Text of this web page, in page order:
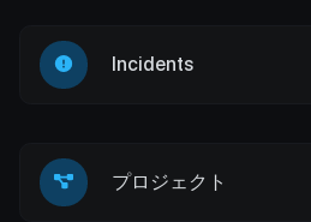
Incidents
プロジェクト